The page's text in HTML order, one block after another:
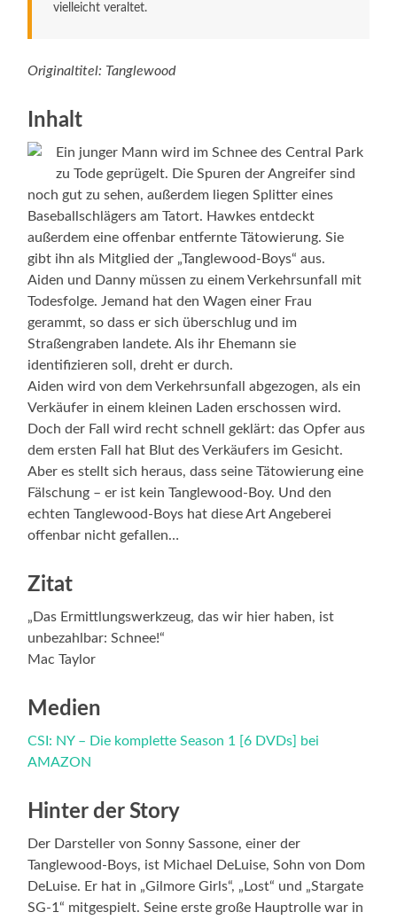
vielleicht veraltet.
Originaltitel: Tanglewood
Inhalt
Ein junger Mann wird im Schnee des Central Park
zu Tode geprügelt. Die Spuren der Angreifer sind
noch gut zu sehen, außerdem liegen Splitter eines
Baseballschlägers am Tatort. Hawkes entdeckt
außerdem eine offenbar entfernte Tätowierung. Sie
gibt ihn als Mitglied der „Tanglewood-Boys“ aus.
Aiden und Danny müssen zu einem Verkehrsunfall mit
Todesfolge. Jemand hat den Wagen einer Frau
gerammt, so dass er sich überschlug und im
Straßengraben landete. Als ihr Ehemann sie
identifizieren soll, dreht er durch.
Aiden wird von dem Verkehrsunfall abgezogen, als ein
Verkäufer in einem kleinen Laden erschossen wird.
Doch der Fall wird recht schnell geklärt: das Opfer aus
dem ersten Fall hat Blut des Verkäufers im Gesicht.
Aber es stellt sich heraus, dass seine Tätowierung eine
Fälschung – er ist kein Tanglewood-Boy. Und den
echten Tanglewood-Boys hat diese Art Angeberei
offenbar nicht gefallen…
Zitat
„Das Ermittlungswerkzeug, das wir hier haben, ist
unbezahlbar: Schnee!“
Mac Taylor
Medien
CSI: NY – Die komplette Season 1 [6 DVDs] bei
AMAZON
Hinter der Story
Der Darsteller von Sonny Sassone, einer der
Tanglewood-Boys, ist Michael DeLuise, Sohn von Dom
DeLuise. Er hat in „Gilmore Girls“, „Lost“ und „Stargate
SG-1“ mitgespielt. Seine erste große Hauptrolle war in